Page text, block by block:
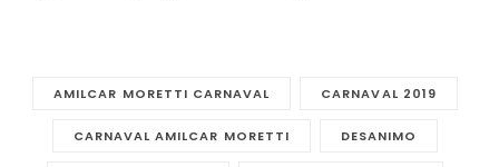
AMILCAR MORETTI CARNAVAL CARNAVAL 2019
CARNAVAL AMILCAR MORETTI DESANIMO